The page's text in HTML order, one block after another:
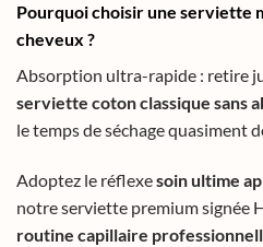
Pourquoi choisir une serviette
cheveux ?
Absorption ultra-rapide : retire
serviette coton classique sans
le temps de séchage quasiment
Adoptez le réflexesoin ultime
notre serviette premium signée
routine capillaire